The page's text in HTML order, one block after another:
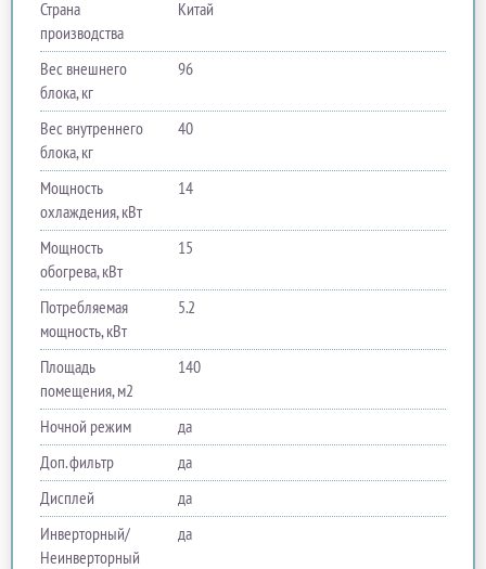
Страна
производства
Китай
Вес внешнего
блока, кг
96
Вес внутреннего
блока, кг
40
Мощность
охлаждения, кВт
14
Мощность
обогрева, кВт
15
Потребляемая
мощность, кВт
5.2
Площадь
помещения, м2
140
Ночной режим
да
Доп. фильтр
да
Дисплей
да
Инверторный/
Неинверторный
да